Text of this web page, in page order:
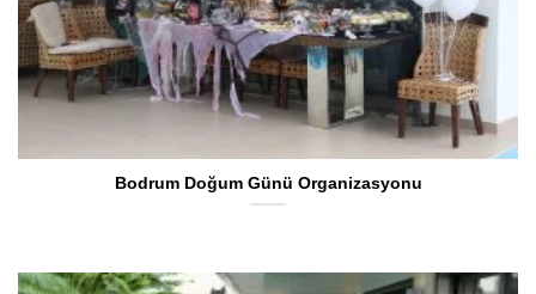
Bodrum Doğum Günü Organizasyonu